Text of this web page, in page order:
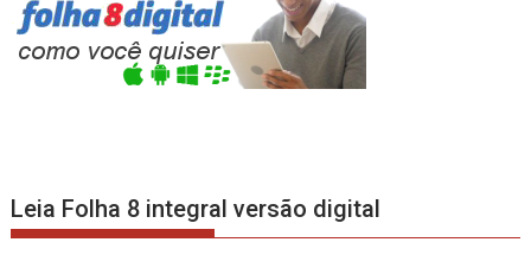
Leia Folha 8 integral versão digital